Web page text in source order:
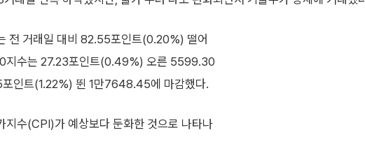
전 거래일 대비 82.55포인트(0.20%) 떨어
지수는 27.23포인트(0.49%) 오른 5599.30
인트(1.22%) 뛴 1만7648.45에 마감했다.
지수(CPI)가 예상보다 둔화한 것으로 나타나